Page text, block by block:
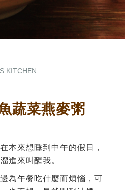
KITCHEN
蔬菜燕麥粥
本來想睡到中午的假日，
進來叫醒我。
為午餐吃什麼而煩惱，可